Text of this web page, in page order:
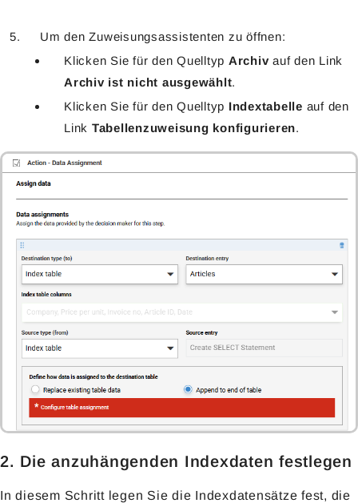
Um den Zuweisungsassistenten zu öffnen:
Klicken Sie für den Quelltyp Archivauf den Link
Archiv ist nicht ausgewählt.
Klicken Sie für den Quelltyp Indextabelle auf den
Link Tabellenzuweisung konfigurieren.
2. Die anzuhängenden Indexdaten festlegen
In diesem Schritt legen Sie die Indexdatensätze fest, die